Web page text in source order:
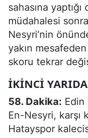
sahasına
müdahalesi
Nesyri’nin
yakın
skoru tekrar
İKINCI
58. Dakika: Edin
En-Nesyri, karşı
Hatayspor